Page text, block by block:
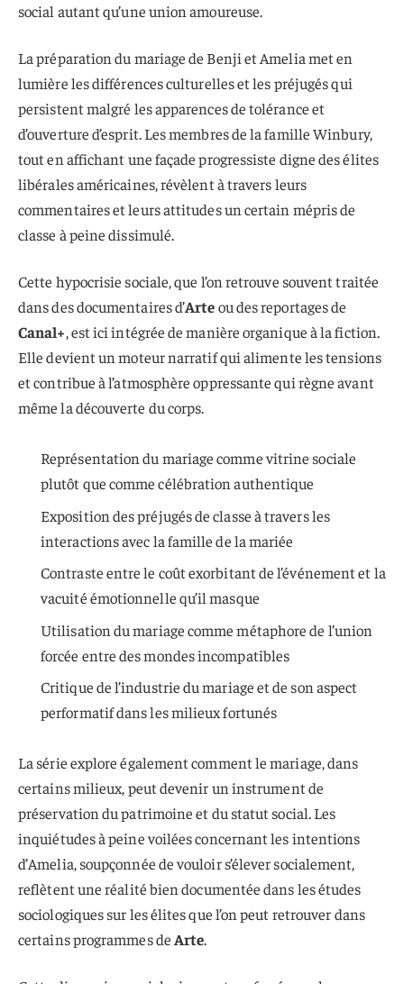
social autant qu’une union amoureuse.
La préparation du mariage de Benji et Amelia met en
lumière les différences culturelles et les préjugés qui
persistent malgré les apparences de tolérance et
d’ouverture d’esprit. Les membres de la famille Winbury,
tout en affichant une façade progressiste digne des élites
libérales américaines, révèlent à travers leurs
commentaires et leurs attitudes un certain mépris de
classe à peine dissimulé.
Cette hypocrisie sociale, que l’on retrouve souvent traitée
dans des documentaires d’Arteou des reportages de
Canal+, est ici intégrée de manière organique à la fiction.
Elle devient un moteur narratif qui alimente les tensions
et contribue à l’atmosphère oppressante qui règne avant
même la découverte du corps.
Représentation du mariage comme vitrine sociale
plutôt que comme célébration authentique
Exposition des préjugés de classe à travers les
interactions avec la famille de la mariée
Contraste entre le coût exorbitant de l’événement et la
vacuité émotionnelle qu’il masque
Utilisation du mariage comme métaphore de l’union
forcée entre des mondes incompatibles
Critique de l’industrie du mariage et de son aspect
performatif dans les milieux fortunés
La série explore également comment le mariage, dans
certains milieux, peut devenir un instrument de
préservation du patrimoine et du statut social. Les
inquiétudes à peine voilées concernant les intentions
d’Amelia, soupçonnée de vouloir s’élever socialement,
reflètent une réalité bien documentée dans les études
sociologiques sur les élites que l’on peut retrouver dans
certains programmes de Arte.